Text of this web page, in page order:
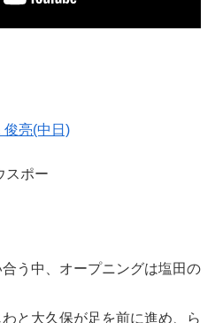
俊亮(中日)
ポー
う中、オープニングは塩田の
と大久保が足を前に進め、ら